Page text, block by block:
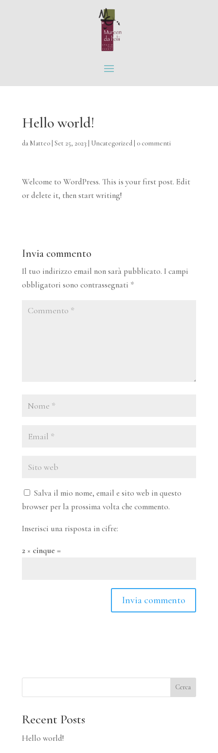
Hello world!
da Matteo| Set 25, 2023 Uncategorized| 0 commenti
Welcome to WordPress. This is your first post. Edit
or delete it, then start writing!
Invia commento
Il tuo indirizzo email non sarà pubblicato. I campi
obbligatori sono contrassegnati *
Salva il mio nome, email e sito web in questo
browser per la prossima volta che commento.
Inserisci una risposta in cifre:
2 × cinque =
Cerca
Recent Posts
Hello world!